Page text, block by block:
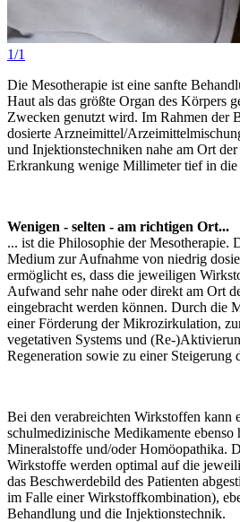
1/1
Die Mesotherapie ist eine sanfte
Haut als das größte Organ des Körpers
Zwecken genutzt wird. Im Rahmen der
dosierte Arzneimittel/
und Injektionstechniken nahe am Ort
Erkrankung wenige Millimeter tief in die
Wenigen - selten - am richtigen Ort...
... ist die Philosophie der Mesotherapie.
Medium zur Aufnahme von niedrig
ermöglicht es, dass die jeweiligen
Aufwand sehr nahe oder direkt am Ort
eingebracht werden können. Durch die
einer Förderung der Mikrozirkulation,
vegetativen Systems und (Re-
Regeneration sowie zu einer Steigerung
Bei den verabreichten Wirkstoffen kann
schulmedizinische Medikamente
Mineralstoffe und/oder Homöopathika.
Wirkstoffe werden optimal auf die
das Beschwerdebild des Patienten
im Falle einer Wirkstoffkombination),
Behandlung und die Injektionstechnik.